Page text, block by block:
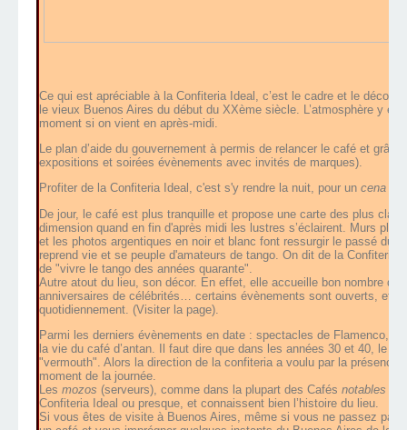
Ce qui est apréciable à la Confiteria Ideal, c’est le cadre et le décor
le vieux Buenos Aires du début du XXème siècle. L’atmosphère y
moment si on vient en après-midi.
Le plan d’aide du gouvernement à permis de relancer le café et
expositions et soirées évènements avec invités de marques).
Profiter de la Confiteria Ideal, c'est s'y rendre la nuit, pour un cena
De jour, le café est plus tranquille et propose une carte des plus
dimension quand en fin d'après midi les lustres s’éclairent. Murs
et les photos argentiques en noir et blanc font ressurgir le passé du
reprend vie et se peuple d'amateurs de tango. On dit de la Confiteria
de "vivre le tango des années quarante".
Autre atout du lieu, son décor. En effet, elle accueille bon nombre
anniversaires de célébrités… certains évènements sont ouverts, et
quotidiennement. (Visiter la page).
Parmi les derniers évènements en date : spectacles de Flamenco,
la vie du café d’antan. Il faut dire que dans les années 30 et 40, le
"vermouth". Alors la direction de la confiteria a voulu par la
moment de la journée.
Les mozos (serveurs), comme dans la plupart des Cafés notables
Confiteria Ideal ou presque, et connaissent bien l’histoire du lieu.
Si vous êtes de visite à Buenos Aires, même si vous ne passez pas